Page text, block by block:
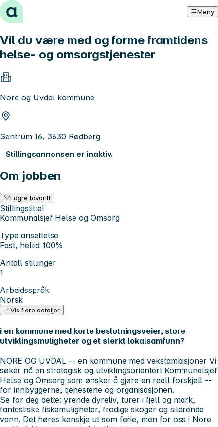
Hopp til innhold Meny
Vil du være med og forme framtidens
helse- og omsorgstjenester
Nore og Uvdal kommune
Sentrum 16, 3630 Rødberg
Stillingsannonsen er inaktiv.
Om jobben
Lagre favoritt
Stillingstittel
Kommunalsjef Helse og Omsorg
Type ansettelse
Fast, heltid 100%
Antall stillinger
1
Arbeidsspråk
Norsk
Vis flere detaljer
i en kommune med korte beslutningsveier, store
utviklingsmuligheter og et sterkt lokalsamfunn?
NORE OG UVDAL -- en kommune med vekstambisjoner Vi
søker nå en strategisk og utviklingsorientert Kommunalsjef
Helse og Omsorg som ønsker å gjøre en reell forskjell --
for innbyggerne, tjenestene og organisasjonen.
Se for deg dette: yrende dyreliv, turer i fjell og mark,
fantastiske fiskemuligheter, frodige skoger og sildrende
vann. Det høres kanskje ut som ferie, men for oss i Nore